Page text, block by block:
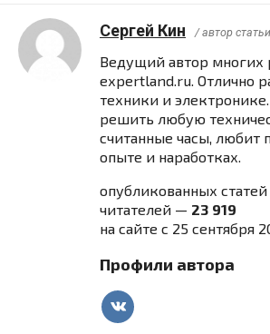
Сергей Кин / автор статьи
Ведущий автор многих
expertland.ru. Отлично
техники и
решить любую
считанные часы, любит
опыте и наработках.
опубликованных
читателей — 23 919
на сайте с 25 сентября
Профили автора